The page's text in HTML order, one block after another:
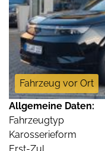
Fahrzeug vor Ort
Allgemeine Daten:
Fahrzeugtyp
Karosserieform
Erst-Zul.